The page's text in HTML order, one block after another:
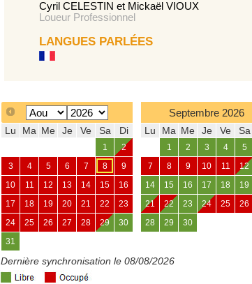
Cyril CELESTIN et Mickaël VIOUX
Loueur Professionnel
LANGUES PARLÉES
Lu Ma Me Je Ve Sa Di
1 2
3 4 5 6 7 8 9
10 11 12 13 14 15 16
17 18 19 20 21 22 23
24 25 26 27 28 29 30
31
Septembre 2026
Lu Ma Me Je Ve Sa
1 2 3 4 5
7 8 9 10 11 12
14 15 16 17 18 19
21 22 23 24 25 26
28 29 30
Dernière synchronisation le 08/08/2026